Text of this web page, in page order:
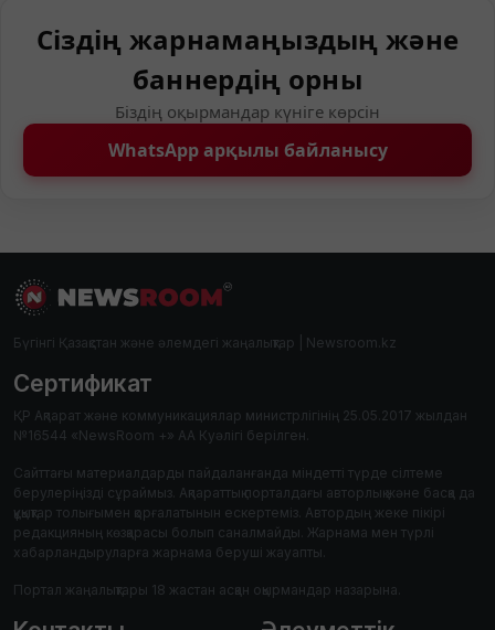
Сіздің жарнамаңыздың және
баннердің орны
Біздің оқырмандар күніге көрсін
WhatsApp арқылы байланысу
Бүгінгі Қазақстан және әлемдегі жаңалықтар | Newsroom.kz
Сертификат
ҚР Ақпарат және коммуникациялар министрлігінің 25.05.2017 жылдан
№16544 «NewsRoom +» АА Куәлігі берілген.
Сайттағы материалдарды пайдаланғанда міндетті түрде сілтеме
берулеріңізді сұраймыз. Ақпараттық порталдағы авторлық және басқа да
құқықтар толығымен қорғалатынын ескертеміз. Автордың жеке пікірі
редакцияның көзқарасы болып саналмайды. Жарнама мен түрлі
хабарландыруларға жарнама беруші жауапты.
Портал жаңалықтары 18 жастан асқан оқырмандар назарына.